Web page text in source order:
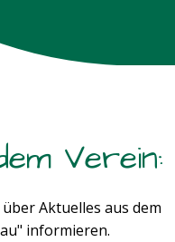
Verein:
Aktuelles aus dem
informieren.